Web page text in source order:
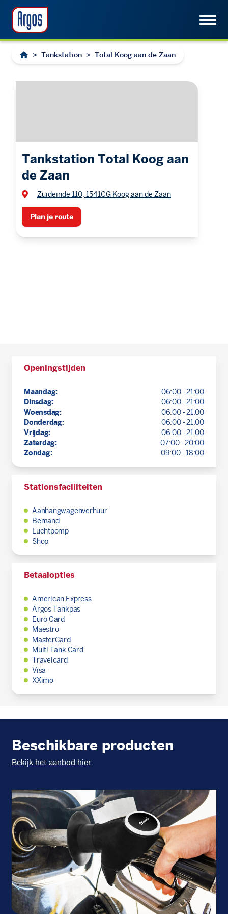
> Tankstation > Total Koog aan de Zaan
Tankstation Total Koog aan
de Zaan
Zuideinde 110, 1541CG Koog aan de Zaan
Plan je route
Openingstijden
Maandag:
06:00 - 21:00
Dinsdag:
06:00 - 21:00
Woensdag:
06:00 - 21:00
Donderdag:
06:00 - 21:00
Vrijdag:
06:00 - 21:00
Zaterdag:
07:00 - 20:00
Zondag:
09:00 - 18:00
Stationsfaciliteiten
Aanhangwagenverhuur
Bemand
Luchtpomp
Shop
Betaalopties
American Express
Argos Tankpas
Euro Card
Maestro
MasterCard
Multi Tank Card
Travelcard
Visa
XXimo
Beschikbare producten
Bekijk het aanbod hier